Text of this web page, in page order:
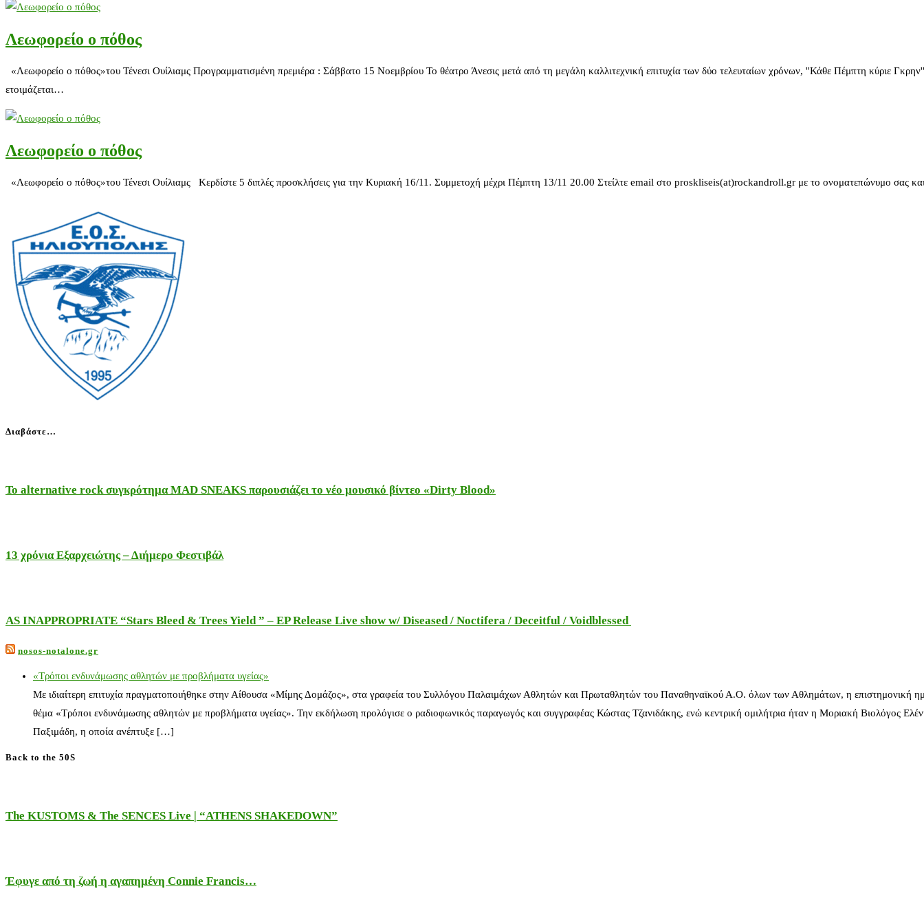
Λεωφορείο ο πόθος
«Λεωφορείο ο πόθος»του Τένεσι Ουίλιαμς Προγραμματισμένη πρεμιέρα : Σάββατο 15 Νοεμβρίου Το θέατρο Άνεσις μετά από τη μεγάλη καλλιτεχνική επιτυχία των δύο τελευταίων χρόνων, ''Κάθε Πέμπτη κύριε
ετοιμάζεται…
Λεωφορείο ο πόθος
«Λεωφορείο ο πόθος»του Τένεσι Ουίλιαμς Κερδίστε 5 διπλές προσκλήσεις για την Κυριακή 16/11. Συμμετοχή μέχρι Πέμπτη 13/11 20.00 Στείλτε email στο proskliseis(at)rockandroll.gr με το ονοματεπώνυμο σας
Διαβάστε…
Το alternative rock συγκρότημα MAD SNEAKS παρουσιάζει το νέο μουσικό βίντεο «Dirty Blood»
13 χρόνια Εξαρχειώτης – Διήμερο Φεστιβάλ
AS INAPPROPRIATE “Stars Bleed & Trees Yield ” – EP Release Live show w/ Diseased / Noctifera / Deceitful / Voidblessed
nosos-notalone.gr
«Τρόποι ενδυνάμωσης αθλητών με προβλήματα υγείας»
Με ιδιαίτερη επιτυχία πραγματοποιήθηκε στην Αίθουσα «Μίμης Δομάζος», στα γραφεία του Συλλόγου Παλαιμάχων Αθλητών και Πρωταθλητών του Παναθηναϊκού Α.Ο. όλων των Αθλημάτων, η επιστημονική
θέμα «Τρόποι ενδυνάμωσης αθλητών με προβλήματα υγείας». Την εκδήλωση προλόγισε ο ραδιοφωνικός παραγωγός και συγγραφέας Κώστας Τζανιδάκης, ενώ κεντρική ομιλήτρια ήταν η Μοριακή Βιολόγος
Παξιμάδη, η οποία ανέπτυξε […]
Back to the 50S
The KUSTOMS & The SENCES Live | “ATHENS SHAKEDOWN”
Έφυγε από τη ζωή η αγαπημένη Connie Francis…